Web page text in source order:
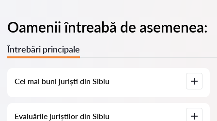
Oamenii întreabă de asemenea:
Întrebări principale
Cei mai buni juriști din Sibiu
complete. Prețuri, evaluări, numere de telefon și adrese.
Evaluările juriștilor din Sibiu